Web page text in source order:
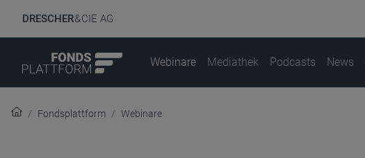
DRESCHER& CIE AG
Webinare Mediathek Podcasts News
Fondsplattform Webinare